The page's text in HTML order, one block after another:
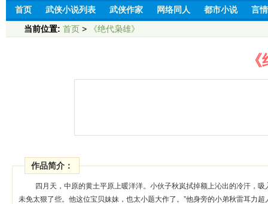
首页 武侠小说列表 武侠作家 网络同人 都市小说 言
当前位置: 首页 > 《绝代枭雄》
作品简介：
四月天，中原的黄土平原上暖洋洋。小伙子秋岚拭掉额上沁出的冷汗，
未免太狠了些。他这位宝贝妹妹，也太小题大作了。”他身旁的小弟秋雷耳力